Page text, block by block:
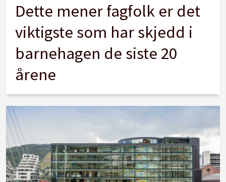
Dette mener fagfolk er det
viktigste som har skjedd i
barnehagen de siste 20
årene